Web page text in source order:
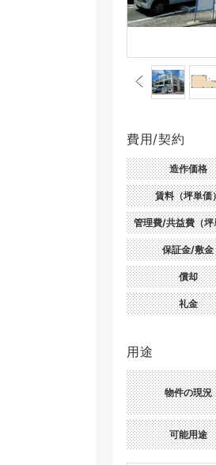
費用/契約
造作価格
賃料（坪単価
管理費/共益費（坪
保証金/敷金
償却
礼金
用途
物件の現況
可能用途